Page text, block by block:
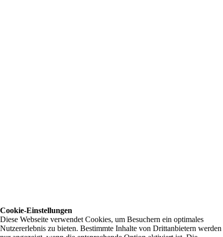
Cookie-Einstellungen
Diese Webseite verwendet Cookies, um Besuchern ein optimales
Nutzererlebnis zu bieten. Bestimmte Inhalte von Drittanbietern werden